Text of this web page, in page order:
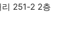
251-2 2층